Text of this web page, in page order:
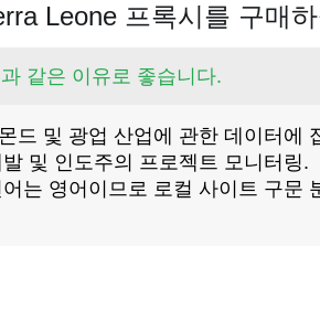
Leone 프록시를 구매
같은 이유로 좋습니다.
드 및 광업 산업에 관한 데이터에
및 인도주의 프로젝트 모니터링.
는 영어이므로 로컬 사이트 구문